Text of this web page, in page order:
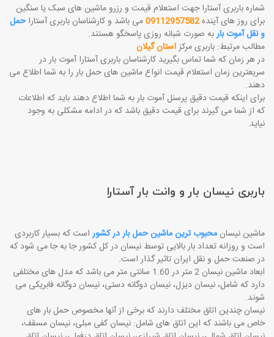
شماره باربری آستارا جهت استعلام قیمت و رزرو ماشین های سبک یا سنگین
برای روز های آینده09112957582می باشد و کارشناسان باربری آستارا حمل
و نقل آموت باربه صورت شبانه روزی پاسخگو هستند.
مطالب مرتبط: باربری مرکزاستان گیلان
در هر زمان که شما تماس بگیرید کارشناسان باربری آستارا آموت بار در
سریعترین زمان استعلام قیمت انواع ماشین های حمل بار را به شما اطلاع می
دهند.
برای اینکه قیمت دقیق پرسنل آموت بار به شما اطلاع دهند باید که اطلاعات
که از شما می گیرند برای قیمت دقیق باشد که در ادامه مشکلی به وجود
نیاید.
باربری نیسان بار و وانت بار آستارا
ماشین نیسان محبوب ترین ماشین حمل بار در کشوراست که بسیار کاربردی
است و روزانه تعداد بار بالایی توسط نیسان در کل کشور جا به جا می شود که
در صنعت حمل و نقل ایران تاثیر گذار است.
ابعاد ماشین نیسان 2 متر در 1.60 سانتی متر می باشد که مدل های مختلفی
دارد که شامل، نیسان دیزل، نیسان دوگانه دستی، نیسان دوگانه فابریکی می
شوند.
نیسان چندین اتاق مختلف دارند که برخی از آنها مخصوص حمل بار های
خاص می باشند که این اتاق های شامل: نیسان کفی مبلی، نیسان مسقف،